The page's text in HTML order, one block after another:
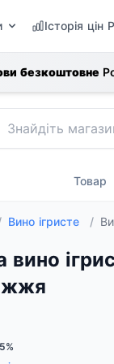
Історія цін
безкоштовне
Товар
Вино ігристе /
вино